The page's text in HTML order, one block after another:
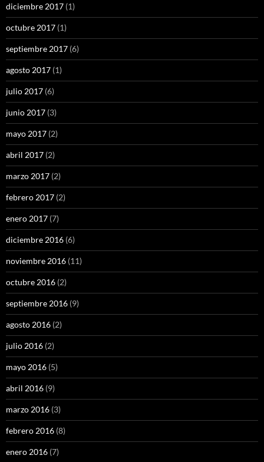
diciembre 2017 (1)
octubre 2017 (1)
septiembre 2017 (6)
agosto 2017 (1)
julio 2017 (6)
junio 2017 (3)
mayo 2017 (2)
abril 2017 (2)
marzo 2017 (2)
febrero 2017 (2)
enero 2017 (7)
diciembre 2016 (6)
noviembre 2016 (11)
octubre 2016 (2)
septiembre 2016 (9)
agosto 2016 (2)
julio 2016 (2)
mayo 2016 (5)
abril 2016 (9)
marzo 2016 (3)
febrero 2016 (8)
enero 2016 (7)